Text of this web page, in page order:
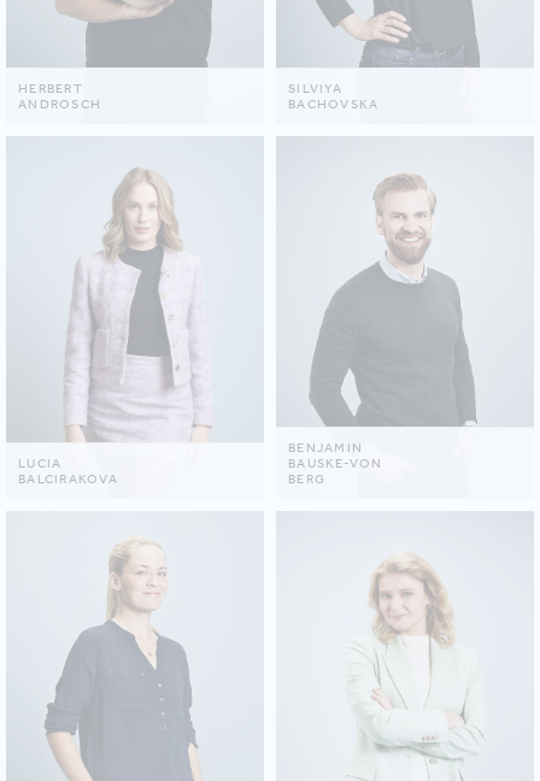
HERBERT
ANDROSCH
SILVIYA
BACHOVSKA
LUCIA
BALCIRAKOVA
BENJAMIN
BAUSKE-VON
BERG